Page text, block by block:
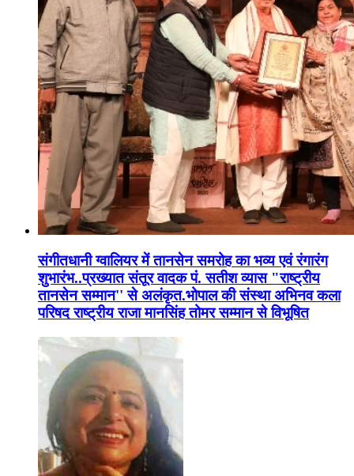
संगीतधानी ग्वालियर में तानसेन समरोह का भव्य एवं रंगारंग
शुभारंभ..प्रख्यात संतूर वादक पं. सतीश व्यास "राष्ट्रीय
तानसेन सम्मान'' से अलंकृत.भोपाल की संस्था अभिनव कला
परिषद राष्ट्रीय राजा मानसिंह तोमर सम्मान से विभूषित